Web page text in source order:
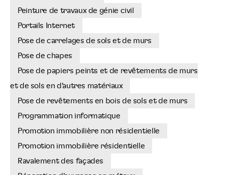
Peinture de travaux de génie civil
Portails Internet
Pose de carrelages de sols et de murs
Pose de chapes
Pose de papiers peints et de revêtements de murs
et de sols en d'autres matériaux
Pose de revêtements en bois de sols et de murs
Programmation informatique
Promotion immobilière non résidentielle
Promotion immobilière résidentielle
Ravalement des façades